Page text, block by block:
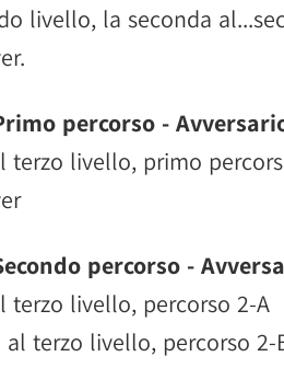
livello, la seconda
percorso -
terzo livello, primo
percorso -
terzo livello, percorso 2-A
terzo livello, percorso 2-